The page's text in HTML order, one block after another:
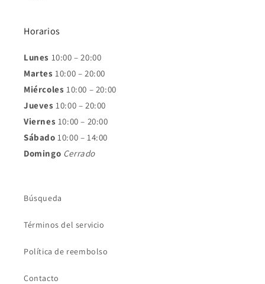
Horarios
Lunes 10:00 – 20:00
Martes 10:00 – 20:00
Miércoles 10:00 – 20:00
Jueves 10:00 – 20:00
Viernes 10:00 – 20:00
Sábado 10:00 – 14:00
Domingo Cerrado
Búsqueda
Términos del servicio
Política de reembolso
Contacto